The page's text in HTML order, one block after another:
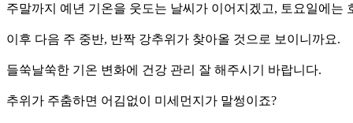
주말까지 예년 기온을 웃도는 날씨가 이어지겠고, 토요일에
이후 다음 주 중반, 반짝 강추위가 찾아올 것으로 보이니까요.
들쑥날쑥한 기온 변화에 건강 관리 잘 해주시기 바랍니다.
추위가 주춤하면 어김없이 미세먼지가 말썽이죠?